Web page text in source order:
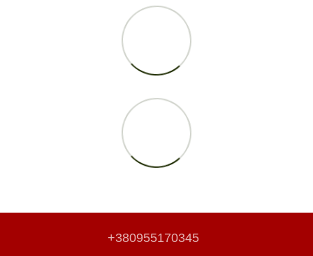
+380955170345